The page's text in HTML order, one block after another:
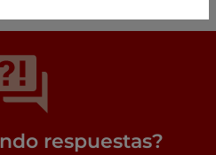
respuestas?